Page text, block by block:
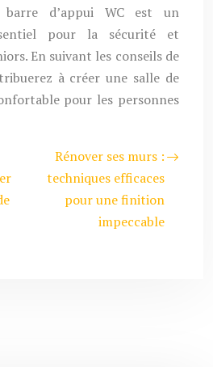
d’appui WC est un
pour la sécurité et
En suivant les conseils de
à créer une salle de
pour les personnes
Rénover ses murs :
techniques efficaces
pour une finition
impeccable